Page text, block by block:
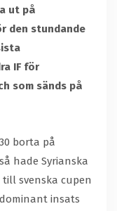
ut på
den stundande
IF för
som sänds på
borta på
hade Syrianska
svenska cupen
insats